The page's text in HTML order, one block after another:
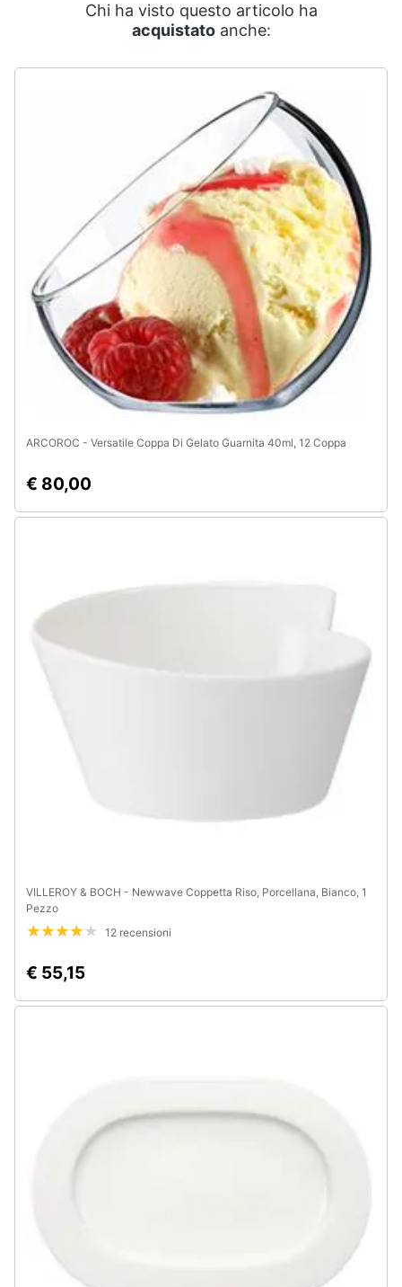
Chi ha visto questo articolo ha
acquistatoanche:
ARCOROC - Versatile Coppa Di Gelato Guarnita 40ml, 12 Coppa
€ 80,00
VILLEROY & BOCH - Newwave Coppetta Riso, Porcellana, Bianco, 1
Pezzo
12 recensioni
€ 55,15